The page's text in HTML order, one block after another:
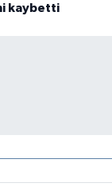
kaybetti